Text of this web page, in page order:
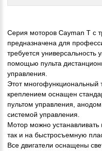
Серия моторов Cayman Т с
предназначена для
требуется универсальность
помощью пульта
управления.
Этот многофункциональный
креплением оснащен
пультом управления,
системой управления.
Мотор можно устанавливать
так и на быстросъемную
Все двигатели оснащены